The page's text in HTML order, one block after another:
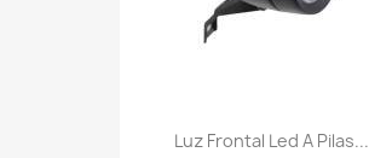
Luz Frontal Led A Pilas...